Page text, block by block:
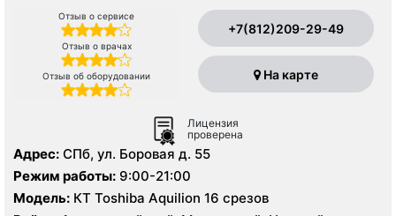
Отзыв о сервисе
Отзыв о врачах
Отзыв об оборудовании
+7(812)209-29-49
На карте
Лицензия
проверена
Адрес: СПб, ул. Боровая д. 55
Режим работы: 9:00-21:00
Модель: КТ Toshiba Aquilion 16 срезов